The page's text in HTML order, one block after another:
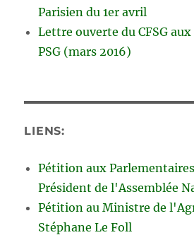
Parisien du 1er avril
Lettre ouverte du CFSG
PSG (mars 2016)
LIENS:
Pétition aux Parlementaires
Président de l'Assemblée
Pétition au Ministre de
Stéphane Le Foll